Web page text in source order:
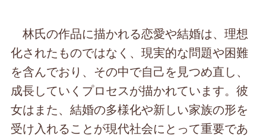
林氏の作品に描かれる恋愛や結婚は、理想
化されたものではなく、現実的な問題や困難
を含んでおり、その中で自己を見つめ直し、
成長していくプロセスが描かれています。彼
女はまた、結婚の多様化や新しい家族の形を
受け入れることが現代社会にとって重要であ